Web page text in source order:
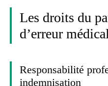
Les droits du
d’erreur
Responsabilité
indemnisation